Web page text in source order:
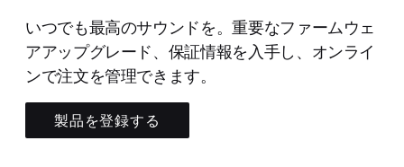
いつでも最高のサウンドを。重要なファームウェ
アアップグレード、保証情報を入手し、オンライ
ンで注文を管理できます。
製品を登録する